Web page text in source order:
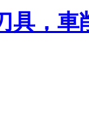
具，